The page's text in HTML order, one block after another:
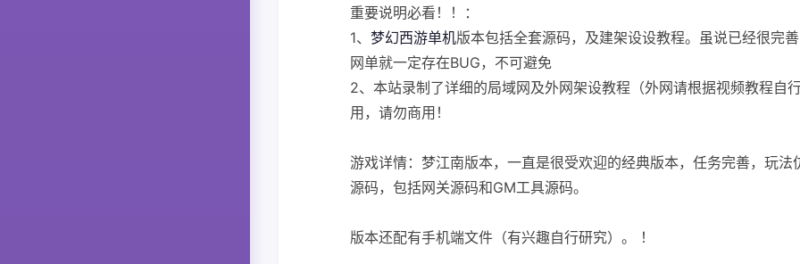
重要说明必看！！：
1、 梦幻西游单机版本包括全套源码，及建架设设教程。虽说已经很完
网单就一定存在BUG，不可避免
2、本站录制了详细的局域网及外网架设教程（外网请根据视频教程自
用，请勿商用！
游戏详情：梦江南版本，一直是很受欢迎的经典版本，任务完善，玩
源码，包括网关源码和GM工具源码。
版本还配有手机端文件（有兴趣自行研究）。 ！